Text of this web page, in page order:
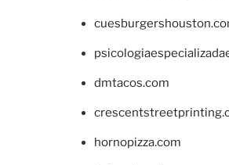
dmtacos.com
hornopizza.com